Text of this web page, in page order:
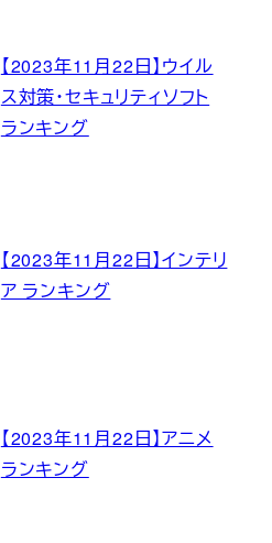
【2023年11月22日】ウイル
ス対策・セキュリティソフト
ランキング
【2023年11月22日】インテリ
ア ランキング
【2023年11月22日】アニメ
ランキング